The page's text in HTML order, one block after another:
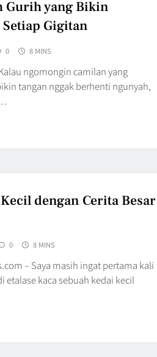
Gurih yang Bikin
Gigitan
0 8 MINS
ngomongin camilan yang
tangan nggak berhenti ngunyah,
dengan Cerita Besar
0 8 MINS
– Saya masih ingat pertama kali
kaca sebuah kedai kecil